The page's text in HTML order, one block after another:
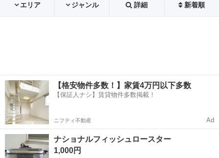
エリア ジャンル 詳細 新着順
【格安物件多数！】家賃4万円以下多数
【保証人ナシ】賃貸物件多数掲載！
ニフティ不動産 Ad
ナショナルフィッシュロースター
1,000円